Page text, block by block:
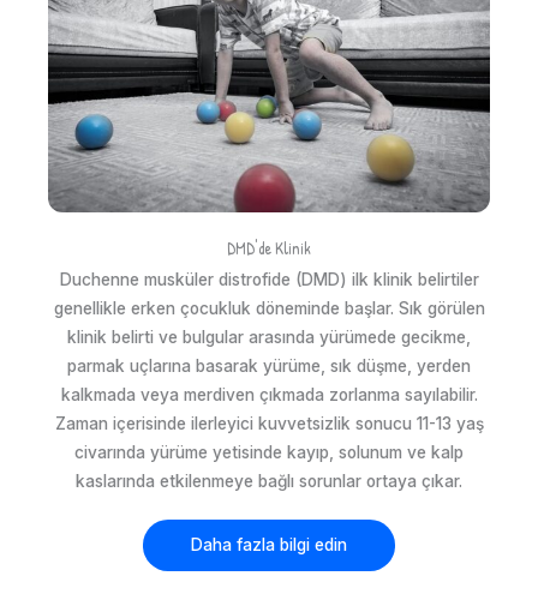
DMD'de Klinik
Duchenne musküler distrofide (DMD) ilk klinik belirtiler
genellikle erken çocukluk döneminde başlar. Sık görülen
klinik belirti ve bulgular arasında yürümede gecikme,
parmak uçlarına basarak yürüme, sık düşme, yerden
kalkmada veya merdiven çıkmada zorlanma sayılabilir.
Zaman içerisinde ilerleyici kuvvetsizlik sonucu 11-13 yaş
civarında yürüme yetisinde kayıp, solunum ve kalp
kaslarında etkilenmeye bağlı sorunlar ortaya çıkar.
Daha fazla bilgi edin